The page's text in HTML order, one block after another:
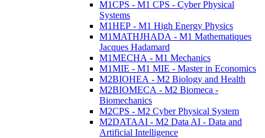
M1CPS - M1 CPS - Cyber Physical
Systems
M1HEP - M1 High Energy Physics
M1MATHJHADA - M1 Mathematiques
Jacques Hadamard
M1MECHA - M1 Mechanics
M1MIE - M1 MIE - Master in Economics
M2BIOHEA - M2 Biology and Health
M2BIOMECA - M2 Biomeca -
Biomechanics
M2CPS - M2 Cyber Physical System
M2DATAAI - M2 Data AI - Data and
Artificial Intelligence